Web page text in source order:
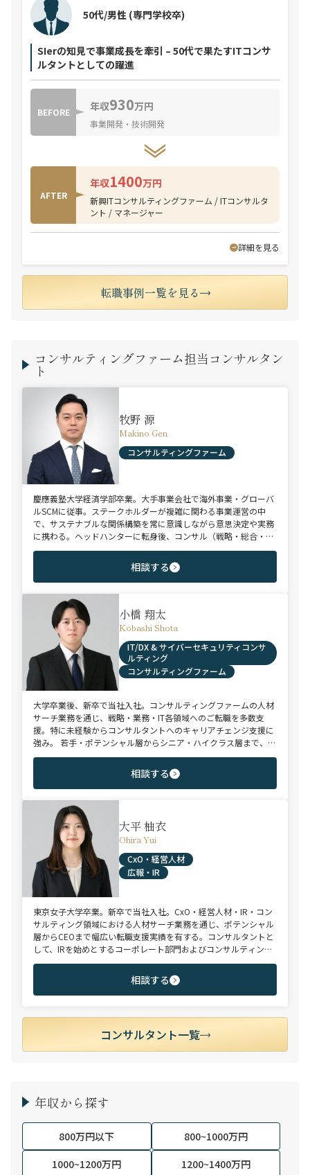
SIerの知見で事業成長を牽引 – 50代で果たすITコンサ
ルタントとしての躍進
50代/男性 (専門学校卒)
BEFORE 年収930万円
事業開発・技術開発
AFTER
年収1400万円
新興ITコンサルティングファーム / ITコンサルタ
ント / マネージャー
詳細を見る
転職事例一覧を見る
コンサルティングファーム担当コンサルタン
ト
牧野 源
Makino Gen
コンサルティングファーム
慶應義塾大学経済学部卒業。大手事業会社で海外事業・グローバ
ルSCMに従事。ステークホルダーが複雑に関わる事業運営の中
で、サステナブルな関係構築を常に意識しながら意思決定や実務
に携わる。ヘッドハンターに転身後、コンサル（戦略・総合・
FAS）、総合商社、投資銀行、大手事業会社を始めとする幅広い
領域で、若手～エグゼクティブまでご支援実績多数。
相談する
小橋 翔太
Kobashi Shota
IT/DX & サイバーセキュリティコンサ
ルティング
コンサルティングファーム
大学卒業後、新卒で当社入社。コンサルティングファームの人材
サーチ業務を通じ、戦略・業務・IT各領域へのご転職を多数支
援。特に未経験からコンサルタントへのキャリアチェンジ支援に
強み。 若手・ポテンシャル層からシニア・ハイクラス層まで、候
補者様のご志向と市場動向を踏まえ最適なキャリアをご提案させ
相談する
大平 柚衣
Ohira Yui
CxO・経営人材
広報・IR
東京女子大学卒業。新卒で当社入社。CxO・経営人材・IR・コン
サルティング領域における人材サーチ業務を通じ、ポテンシャル
層からCEOまで幅広い転職支援実績を有する。コンサルタントと
して、IRを始めとするコーポレート部門およびコンサルティング
ファーム領域を中心に担当。未経験・ポテンシャル層からミド
ル・ハイクラス層まで、年代・職階を問わず幅広くご支援可能。
相談する
コンサルタント一覧
年収から探す
800万円以下
800~1000万円
1000~1200万円
1200~1400万円